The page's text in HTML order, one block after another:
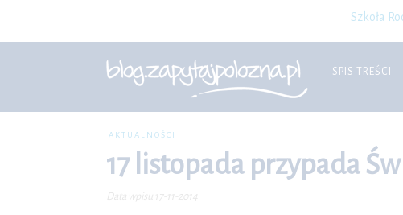
Szkoła
SPIS TREŚCI
AKTUALNOŚCI
17 listopada przypada
Data wpisu 17-11-2014